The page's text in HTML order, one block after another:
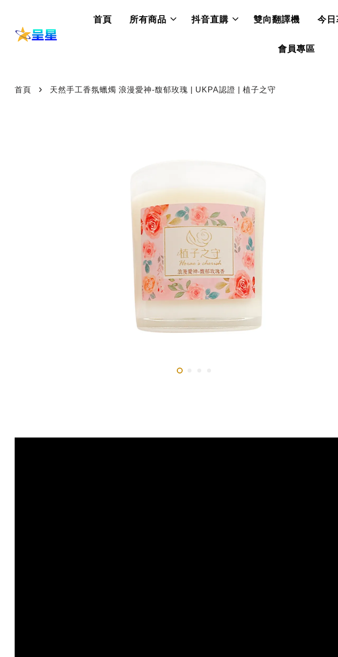
首頁 所有商品 抖音直購 雙向翻譯機 今日
會員專區
首頁 › 天然手工香氛蠟燭 浪漫愛神-馥郁玫瑰 | UKPA認證 | 植子之守